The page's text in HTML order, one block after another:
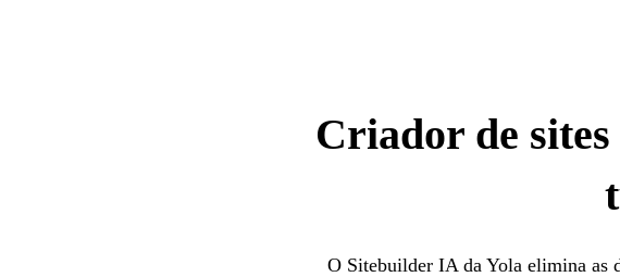
Criador de
O Sitebuilder IA da Yola elimina as